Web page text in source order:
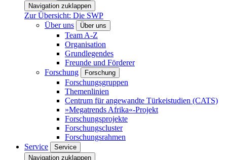
Navigation zuklappen
Zur Übersicht: Die SWP
Über uns
Über uns
Team A-Z
Organisation
Grundlegendes
Freunde und Förderer
Forschung
Forschung
Forschungsgruppen
Themenlinien
Centrum für angewandte Türkeistudien (CATS)
»Megatrends Afrika«-Projekt
Forschungsprojekte
Forschungscluster
Forschungsrahmen
Service
Service
Navigation zuklappen